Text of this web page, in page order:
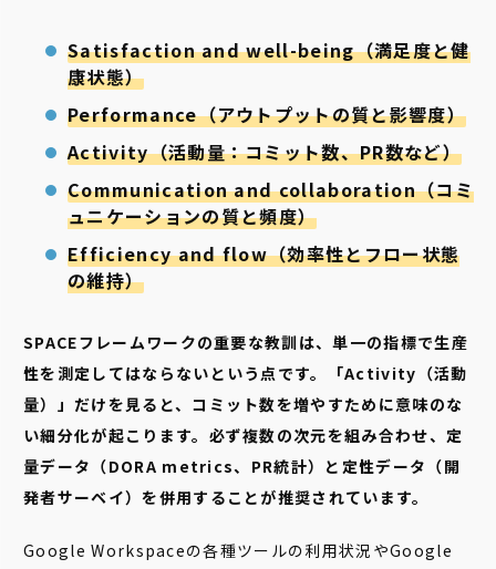
Satisfaction and well-being（満足度と健
康状態）
Performance（アウトプットの質と影響度）
Activity（活動量：コミット数、PR数など）
Communication and collaboration（コミ
ュニケーションの質と頻度）
Efficiency and flow（効率性とフロー状態
の維持）
SPACEフレームワークの重要な教訓は、単一の指標で生産
性を測定してはならないという点です。「Activity（活動
量）」だけを見ると、コミット数を増やすために意味のな
い細分化が起こります。必ず複数の次元を組み合わせ、定
量データ（DORA metrics、PR統計）と定性データ（開
発者サーベイ）を併用することが推奨されています。
Google Workspaceの各種ツールの利用状況やGoogle